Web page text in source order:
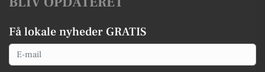
Få lokale nyheder GRATIS
Email